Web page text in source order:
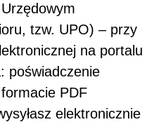
tzw. UPO) – przy
na portalu
poświadczenie
PDF
elektronicznie